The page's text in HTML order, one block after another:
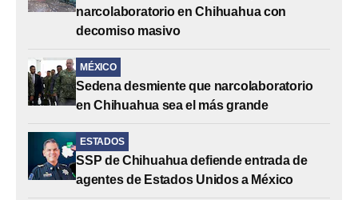
narcolaboratorio en Chihuahua con
decomiso masivo
MÉXICO
Sedena desmiente que narcolaboratorio
en Chihuahua sea el más grande
ESTADOS
SSP de Chihuahua defiende entrada de
agentes de Estados Unidos a México